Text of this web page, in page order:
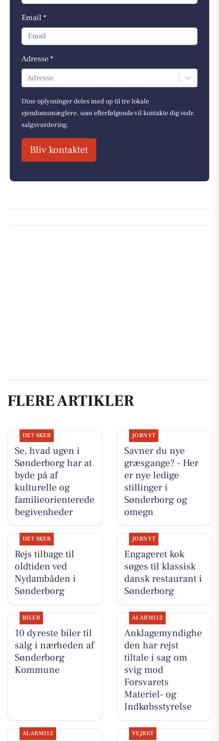
Email *
Adresse *
Adresse
Dine oplysninger deles med op til tre lokale
ejendomsmæglere, som efterfølgende vil kontakte dig vedr.
salgsvurdering.
Bliv kontaktet
FLERE ARTIKLER
DET SKER
Se, hvad ugen i
Sønderborg har at
byde på af
kulturelle og
familieorienterede
begivenheder
JOBNYT
Savner du nye
græsgange? - Her
er nye ledige
stillinger i
Sønderborg og
omegn
DET SKER
Rejs tilbage til
oldtiden ved
Nydambåden i
Sønderborg
JOBNYT
Engageret kok
søges til klassisk
dansk restaurant i
Sønderborg
BILER
10 dyreste biler til
salg i nærheden af
Sønderborg
Kommune
ALARM112
Anklagemyndighe
den har rejst
tiltale i sag om
svig mod
Forsvarets
Materiel- og
Indkøbsstyrelse
ALARM112 VEJRET